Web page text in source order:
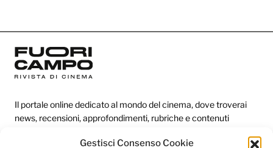
Gestisci Consenso Cookie
Il portale online dedicato al mondo del cinema, dove troverai
news, recensioni, approfondimenti, rubriche e contenuti